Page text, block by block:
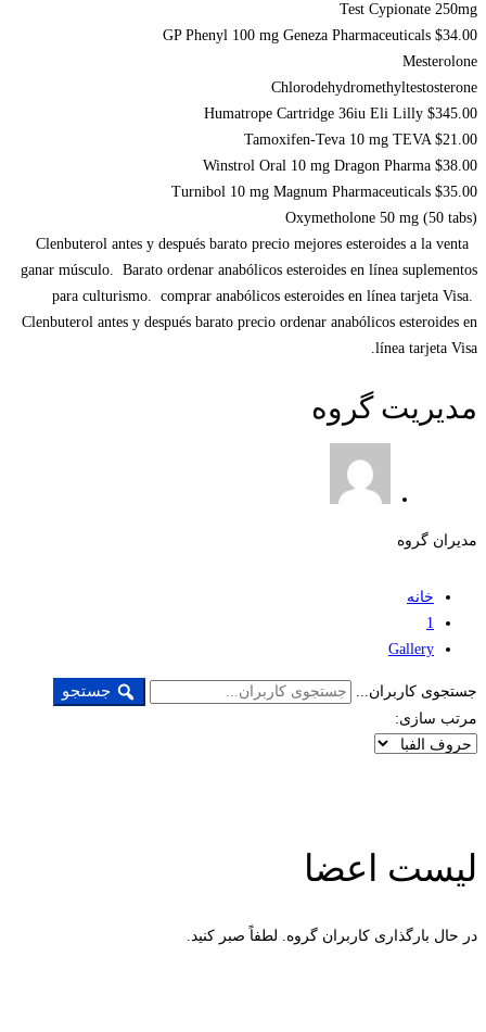
Test Cypionate 250mg
GP Phenyl 100 mg Geneza Pharmaceuticals $34.00
Mesterolone
Chlorodehydromethyltestosterone
Humatrope Cartridge 36iu Eli Lilly $345.00
Tamoxifen-Teva 10 mg TEVA $21.00
Winstrol Oral 10 mg Dragon Pharma $38.00
Turnibol 10 mg Magnum Pharmaceuticals $35.00
Oxymetholone 50 mg (50 tabs)
Clenbuterol antes y después barato precio mejores esteroides a la venta
ganar músculo. Barato ordenar anabólicos esteroides en línea suplementos
para culturismo. comprar anabólicos esteroides en línea tarjeta Visa.
Clenbuterol antes y después barato precio ordenar anabólicos esteroides en
línea tarjeta Visa.
مدیریت گروه
مدیران گروه
خانه
1
Gallery
جستجوی کاربران... جستجو
مرتب سازی:
لیست اعضا
در حال بارگذاری کاربران گروه. لطفاً صبر کنید.